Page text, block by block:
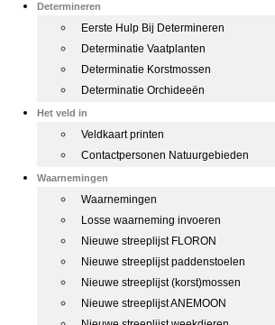
Determineren
Eerste Hulp Bij Determineren
Determinatie Vaatplanten
Determinatie Korstmossen
Determinatie Orchideeën
Het veld in
Veldkaart printen
Contactpersonen Natuurgebieden
Waarnemingen
Waarnemingen
Losse waarneming invoeren
Nieuwe streeplijst FLORON
Nieuwe streeplijst paddenstoelen
Nieuwe streeplijst (korst)mossen
Nieuwe streeplijst ANEMOON